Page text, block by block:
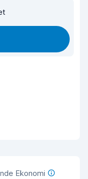
Ekonomi